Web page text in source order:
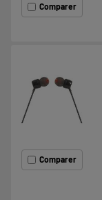
Comparer
Comparer